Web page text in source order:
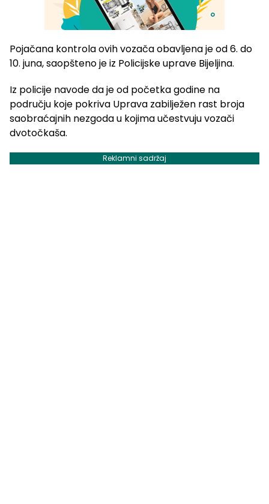
Pojačana kontrola ovih vozača obavljena je od 6. do
10. juna, saopšteno je iz Policijske uprave Bijeljina.
Iz policije navode da je od početka godine na
području koje pokriva Uprava zabilježen rast broja
saobraćajnih nezgoda u kojima učestvuju vozači
dvotočkaša.
Reklamni sadržaj